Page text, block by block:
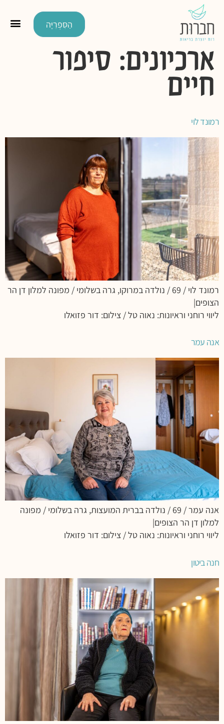
הַסִּפְרִיָּה
ארכיונים: סיפור
חיים
רמונד לוי
רמונד לוי / 69 / נולדה במרוקו, גרה בשלומי / מפונה למלון דן הר
הצופים|
ליווי רוחני וראיונות: נאוה טל / צילום: דור פזואלו
אנה עמר
אנה עמר / 69 / נולדה בברית המועצות, גרה בשלומי / מפונה
למלון דן הר הצופים|
ליווי רוחני וראיונות: נאוה טל / צילום: דור פזואלו
חנה ביטון